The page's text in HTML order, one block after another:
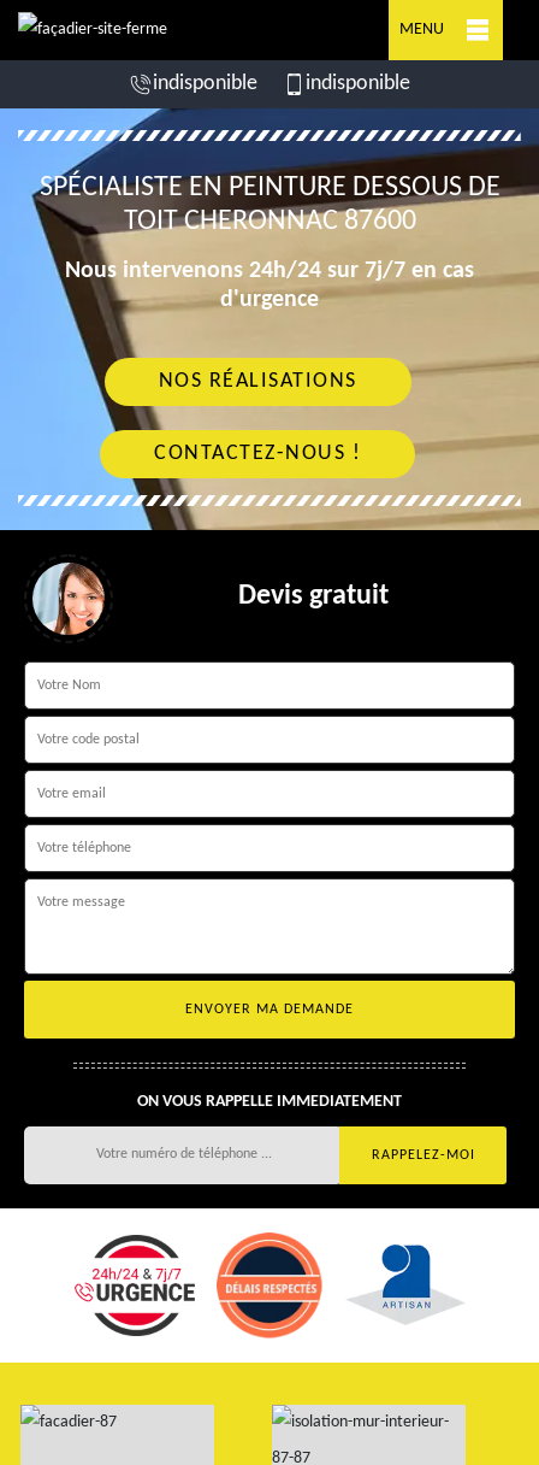
MENU
indisponible indisponible
SPÉCIALISTE EN PEINTURE DESSOUS DE
TOIT CHERONNAC 87600
Nous intervenons 24h/24 sur 7j/7 en cas
d'urgence
NOS RÉALISATIONS
CONTACTEZ-NOUS !
Devis gratuit
ON VOUS RAPPELLE IMMEDIATEMENT